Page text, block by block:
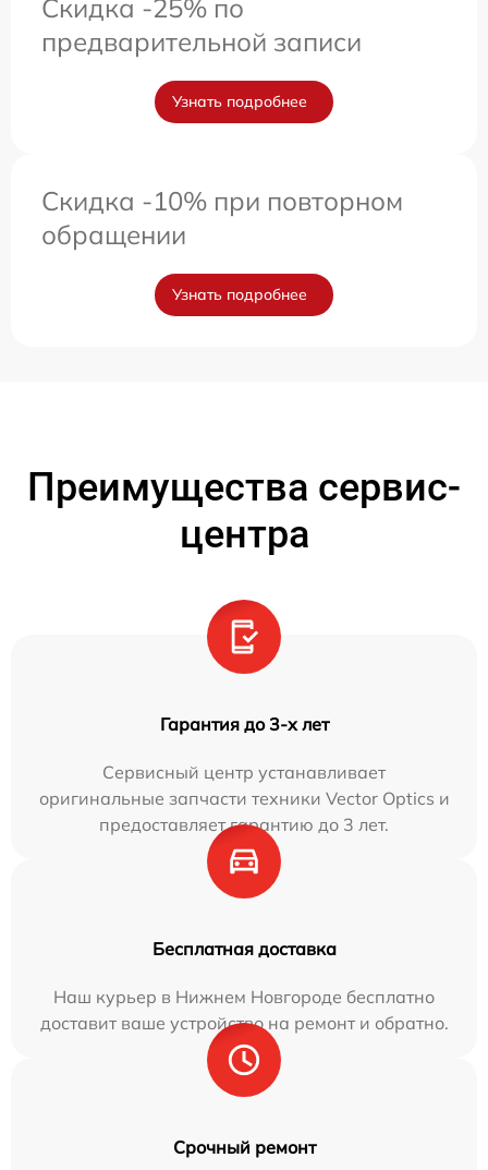
Скидка -25% по
предварительной записи
Узнать подробнее
Скидка -10% при повторном
обращении
Узнать подробнее
Преимущества сервис-
центра
Гарантия до 3-х лет
Сервисный центр устанавливает
оригинальные запчасти техники Vector Optics и
предоставляет гарантию до 3 лет.
Бесплатная доставка
Наш курьер в Нижнем Новгороде бесплатно
доставит ваше устройство на ремонт и обратно.
Срочный ремонт